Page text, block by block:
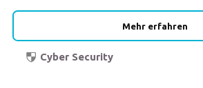
Mehr erfahren
Cyber Security